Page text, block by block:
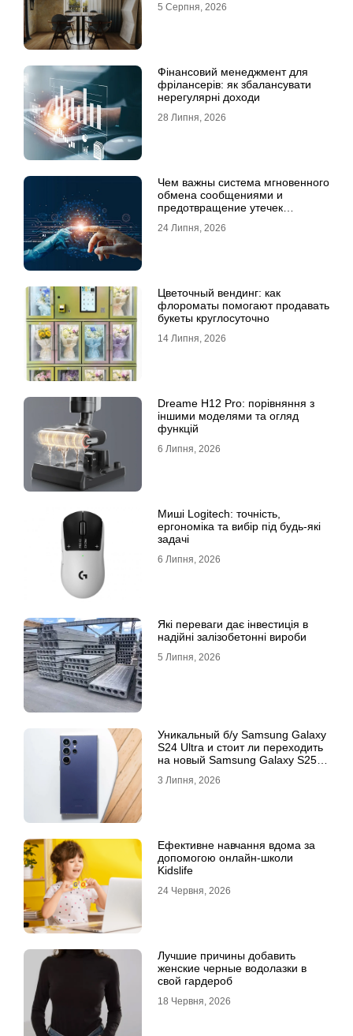
5 Серпня, 2026
Фінансовий менеджмент для
фрілансерів: як збалансувати
нерегулярні доходи
28 Липня, 2026
Чем важны система мгновенного
обмена сообщениями и
предотвращение утечек
24 Липня, 2026
Цветочный вендинг: как
флороматы помогают продавать
букеты круглосуточно
14 Липня, 2026
Dreame H12 Pro: порівняння з
іншими моделями та огляд
функцій
6 Липня, 2026
Миші Logitech: точність,
ергономіка та вибір під будь-які
задачі
6 Липня, 2026
Які переваги дає інвестиція в
надійні залізобетонні вироби
5 Липня, 2026
Уникальный б/у Samsung Galaxy
S24 Ultra и стоит ли переходить
на новый Samsung Galaxy S25
3 Липня, 2026
Ефективне навчання вдома за
допомогою онлайн-школи
Kidslife
24 Червня, 2026
Лучшие причины добавить
женские черные водолазки в
свой гардероб
18 Червня, 2026